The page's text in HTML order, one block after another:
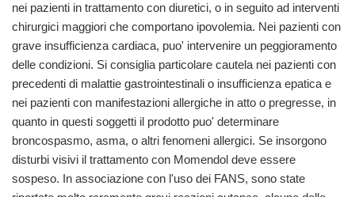
nei pazienti in trattamento con diuretici, o in seguito ad interventi
chirurgici maggiori che comportano ipovolemia. Nei pazienti con
grave insufficienza cardiaca, puo' intervenire un peggioramento
delle condizioni. Si consiglia particolare cautela nei pazienti con
precedenti di malattie gastrointestinali o insufficienza epatica e
nei pazienti con manifestazioni allergiche in atto o pregresse, in
quanto in questi soggetti il prodotto puo' determinare
broncospasmo, asma, o altri fenomeni allergici. Se insorgono
disturbi visivi il trattamento con Momendol deve essere
sospeso. In associazione con l'uso dei FANS, sono state